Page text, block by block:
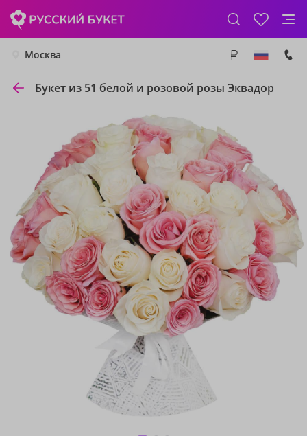
Москва
Букет из 51 белой и розовой розы Эквадор